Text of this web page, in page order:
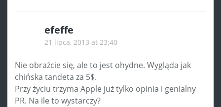
efeffe
21 lipca, 2013 at 23:40
Nie obraźcie się, ale to jest ohydne. Wygląda jak
chińska tandeta za 5$.
Przy życiu trzyma Apple już tylko opinia i genialny
PR. Na ile to wystarczy?